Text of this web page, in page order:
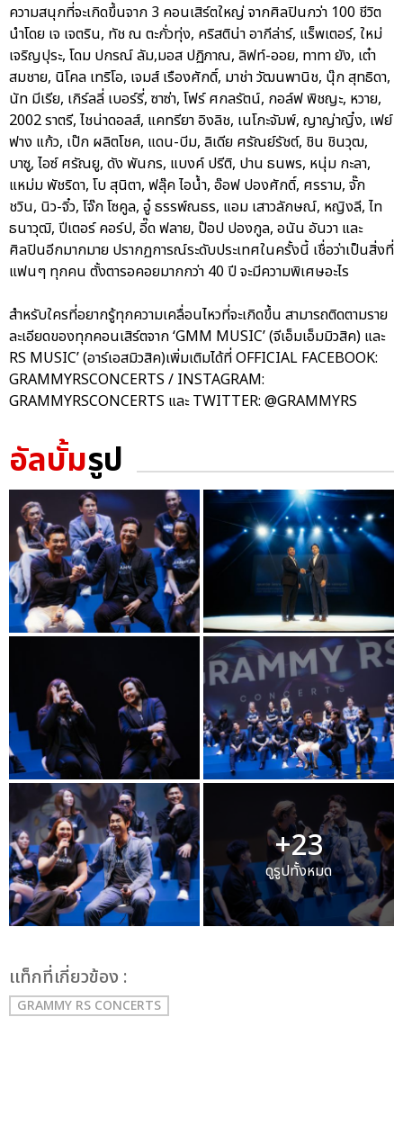
ความสนุกที่จะเกิดขึ้นจาก 3 คอนเสิร์ตใหญ่ จากศิลปินกว่า 100 ชีวิต
นำโดย เจ เจตริน, ทัช ณ ตะกั่วทุ่ง, คริสติน่า อากีล่าร์, แร็พเตอร์, ใหม่
เจริญปุระ, โดม ปกรณ์ ลัม,มอส ปฏิภาณ, ลิฟท์-ออย, ทาทา ยัง, เต๋า
สมชาย, นิโคล เทริโอ, เจมส์ เรืองศักดิ์, มาช่า วัฒนพานิช, นุ๊ก สุทธิดา,
นัท มีเรีย, เกิร์ลลี่ เบอร์รี่, ซาซ่า, โฟร์ ศกลรัตน์, กอล์ฟ พิชญะ, หวาย,
2002 ราตรี, ไชน่าดอลส์, แคทรียา อิงลิช, เนโกะจัมพ์, ญาญ่าญิ๋ง, เฟย์
ฟาง แก้ว, เป๊ก ผลิตโชค, แดน-บีม, ลิเดีย ศรัณย์รัชต์, ชิน ชินวุฒ,
บาซู, ไอซ์ ศรัณยู, ดัง พันกร, แบงค์ ปรีติ, ปาน ธนพร, หนุ่ม กะลา,
แหม่ม พัชริดา, โบ สุนิตา, ฟลุ๊ค ไอน้ำ, อ๊อฟ ปองศักดิ์, ศรราม, จั๊ก
ชวิน, นิว-จิ๋ว, โจ๊ก โซคูล, อู๋ ธรรพ์ณธร, แอม เสาวลักษณ์, หญิงลี, ไท
ธนาวุฒิ, ปีเตอร์ คอร์ป, อี๊ด ฟลาย, ป๊อป ปองกูล, อนัน อันวา และ
ศิลปินอีกมากมาย ปรากฏการณ์ระดับประเทศในครั้งนี้ เชื่อว่าเป็นสิ่งที่
แฟนๆ ทุกคน ตั้งตารอคอยมากกว่า 40 ปี จะมีความพิเศษอะไร
สำหรับใครที่อยากรู้ทุกความเคลื่อนไหวที่จะเกิดขึ้น สามารถติดตามราย
ละเอียดของทุกคอนเสิร์ตจาก ‘GMM MUSIC’ (จีเอ็มเอ็มมิวสิค) และ
RS MUSIC’ (อาร์เอสมิวสิค)เพิ่มเติมได้ที่ OFFICIAL FACEBOOK:
GRAMMYRSCONCERTS / INSTAGRAM:
GRAMMYRSCONCERTS และ TWITTER: @GRAMMYRS
อัลบั้มรูป
+23
ดูรูปทั้งหมด
เเท็กที่เกี่ยวข้อง :
GRAMMY RS CONCERTS